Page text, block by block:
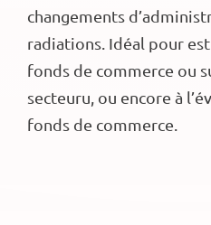
changements
radiations. Idéal pour
fonds de commerce ou
secteuru, ou encore à
fonds de commerce.